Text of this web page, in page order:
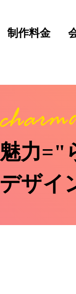
制作料金
魅力="
デザイ